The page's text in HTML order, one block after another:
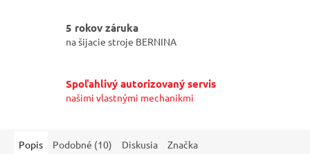
5 rokov záruka
na šijacie stroje BERNINA
Spoľahlivý autorizovaný servis
našimi vlastnými mechanikmi
Popis Podobné (10) Diskusia Značka